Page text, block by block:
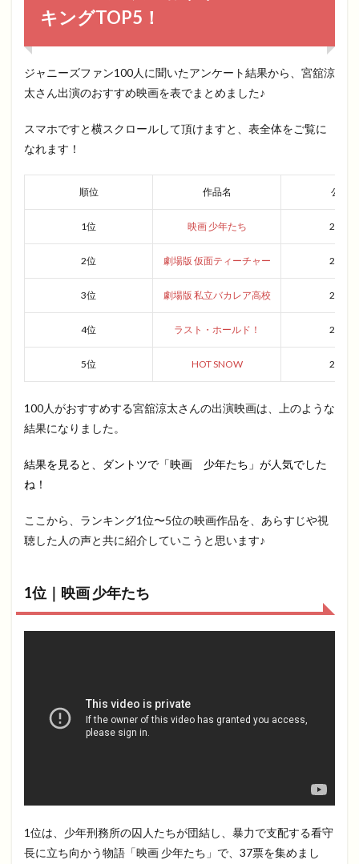
キングTOP5！
ジャニーズファン100人に聞いたアンケート結果から、宮舘涼
太さん出演のおすすめ映画を表でまとめました♪
スマホですと横スクロールして頂けますと、表全体をご覧に
なれます！
順位 作品名 公開年
1位 映画 少年たち 2019
2位 劇場版 仮面ティーチャー 2014
3位 劇場版 私立バカレア高校 2012
4位 ラスト・ホールド！ 2018
5位 HOT SNOW 2011
100人がおすすめする宮舘涼太さんの出演映画は、上のような
結果になりました。
結果を見ると、ダントツで「映画 少年たち」が人気でした
ね！
ここから、ランキング1位〜5位の映画作品を、あらすじや視
聴した人の声と共に紹介していこうと思います♪
1位｜映画 少年たち
1位は、少年刑務所の囚人たちが団結し、暴力で支配する看守
長に立ち向かう物語「映画 少年たち」で、37票を集めまし